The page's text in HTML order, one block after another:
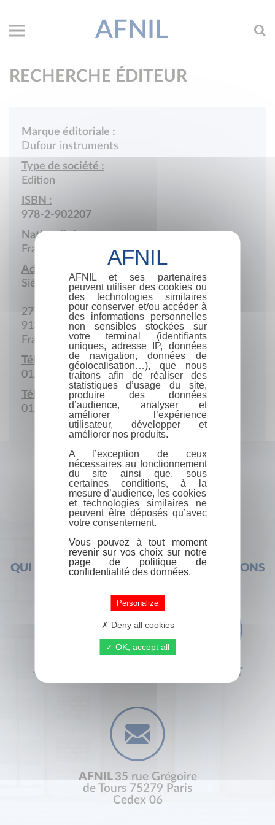
AFNIL
RECHERCHE ÉDITEUR
Marque éditoriale :
Dufour instruments
Type de société :
Edition
ISBN :
978-2-902207
Nationalité :
France
Adresse :
Siège social
27 Rue de Bizon
91340 La Roche-Ollainville
France
Téléphone :
01.64.90.15.72
Télécopie :
01.64.90.98.95
QUI SOMMES-NOUS ? FOIRE AUX QUESTIONS
+33 (0) 1 44 41 29 19 CONTACT
AFNIL 35 rue Grégoire
de Tours 75279 Paris
Cedex 06
AFNIL et ses partenaires
peuvent utiliser des cookies ou
des technologies similaires
pour conserver et/ou accéder à
des informations personnelles
non sensibles stockées sur
votre terminal (identifiants
uniques, adresse IP, données
de navigation, données de
géolocalisation…), que nous
traitons afin de réaliser des
statistiques d’usage du site,
produire des données
d’audience, analyser et
améliorer l’expérience
utilisateur, développer et
améliorer nos produits.
A l’exception de ceux
nécessaires au fonctionnement
du site ainsi que, sous
certaines conditions, à la
mesure d’audience, les cookies
et technologies similaires ne
peuvent être déposés qu’avec
votre consentement.
Vous pouvez à tout moment
revenir sur vos choix sur notre
page de politique de
confidentialité des données.
Personalize
Deny all cookies
OK, accept all